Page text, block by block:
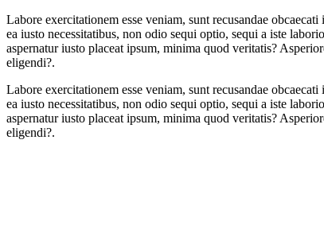
Labore exercitationem esse veniam, sunt recusandae
ea iusto necessitatibus, non odio sequi optio, sequi a iste
aspernatur iusto placeat ipsum, minima quod veritatis?
eligendi?.
Labore exercitationem esse veniam, sunt recusandae
ea iusto necessitatibus, non odio sequi optio, sequi a iste
aspernatur iusto placeat ipsum, minima quod veritatis?
eligendi?.